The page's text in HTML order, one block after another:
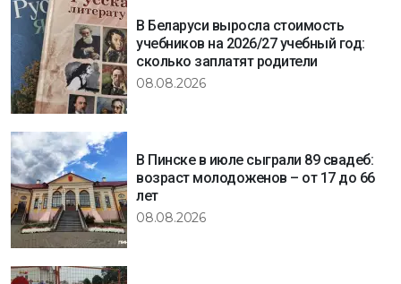
В Беларуси выросла стоимость
учебников на 2026/27 учебный год:
сколько заплатят родители
08.08.2026
В Пинске в июле сыграли 89 свадеб:
возраст молодоженов – от 17 до 66
лет
08.08.2026